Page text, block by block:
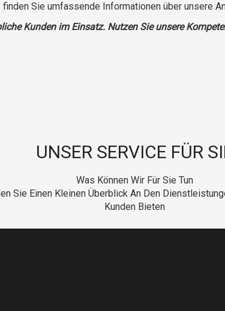
Sie umfassende Informationen über unsere
Kunden im Einsatz. Nutzen Sie unsere
UNSER SERVICE FÜR
Was Können Wir Für Sie Tun
Sie Einen Kleinen Überblick An Den
Kunden Bieten